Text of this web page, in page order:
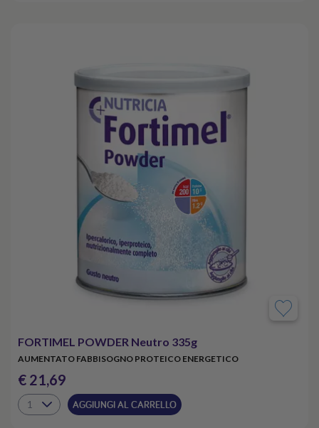
FORTIMEL POWDER Neutro 335g
AUMENTATO FABBISOGNO PROTEICO ENERGETICO
€ 21,69
AGGIUNGI AL CARRELLO